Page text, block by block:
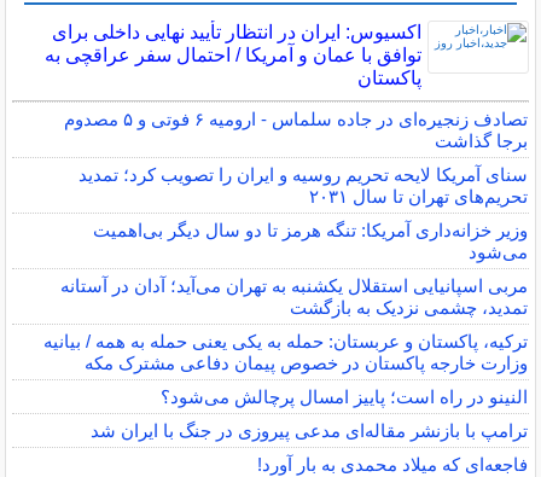
اکسیوس: ایران در انتظار تأیید نهایی داخلی برای
توافق با عمان و آمریکا / احتمال سفر عراقچی به
پاکستان
تصادف زنجیره‌ای در جاده سلماس - ارومیه ۶ فوتی و ۵ مصدوم
برجا گذاشت
سنای آمریکا لایحه تحریم روسیه و ایران را تصویب کرد؛ تمدید
تحریم‌های تهران تا سال ۲۰۳۱
وزیر خزانه‌داری آمریکا: تنگه هرمز تا دو سال دیگر بی‌اهمیت
می‌شود
مربی اسپانیایی استقلال یکشنبه به تهران می‌آید؛ آدان در آستانه
تمدید، چشمی نزدیک به بازگشت
ترکیه، پاکستان و عربستان: حمله به یکی یعنی حمله به همه / بیانیه
وزارت خارجه پاکستان در خصوص پیمان دفاعی مشترک مکه
النینو در راه است؛ پاییز امسال پرچالش می‌شود؟
ترامپ با بازنشر مقاله‌ای مدعی پیروزی در جنگ با ایران شد
فاجعه‌ای که میلاد محمدی به بار آورد!